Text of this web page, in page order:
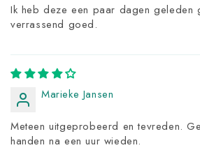
Ik heb deze een paar dagen geleden
verrassend goed.
Marieke Jansen
Meteen uitgeprobeerd en tevreden.
handen na een uur wieden.